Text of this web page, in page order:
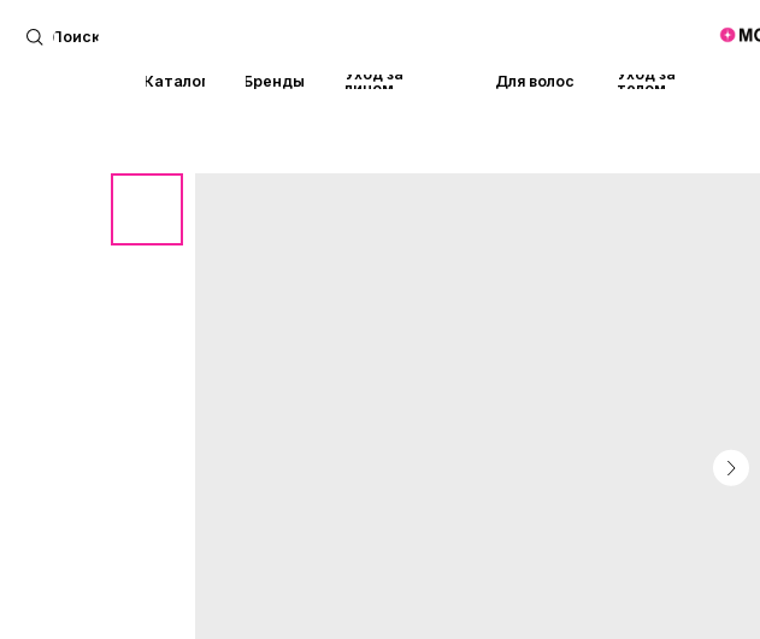
Каталог Бренды
Поиск
лицом
Для волос
телом